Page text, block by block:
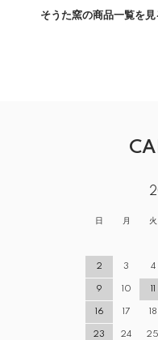
そうた窯の商品一覧を見
日 月 火
2 3 4
9 10 11
16 17 18
23 24 25